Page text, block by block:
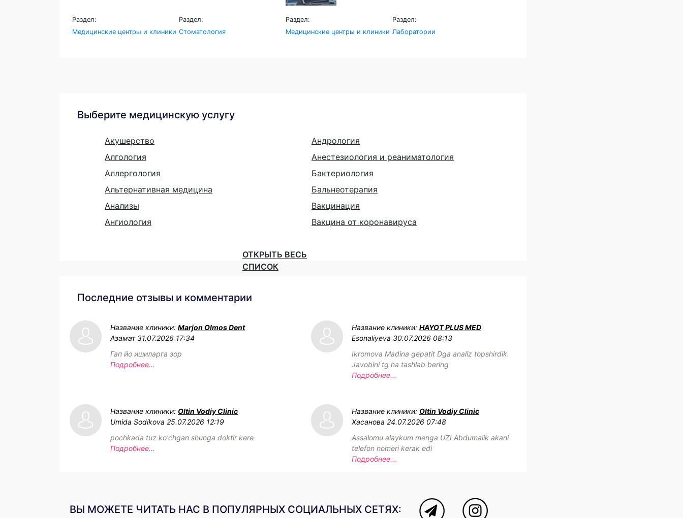
Раздел:
Медицинские центры и клиники
Раздел:
Стоматология
Раздел:
Медицинские центры и клиники
Раздел:
Лаборатории
Выберите медицинскую услугу
Акушерство
Алгология
Аллергология
Альтернативная медицина
Анализы
Ангиология
Андрология
Анестезиология и реаниматология
Бактериология
Бальнеотерапия
Вакцинация
Вакцина от коронавируса
ОТКРЫТЬ ВЕСЬ
СПИСОК
Последние отзывы и комментарии
Название клиники: Marjon Olmos Dent
Азамат 31.07.2026 17:34
Гап йо ишиларга зор
Подробнее...
Название клиники: HAYOT PLUS MED
Esonaliyeva 30.07.2026 08:13
Ikromova Madina gepatit Dga analiz topshirdik.
Javobini tg ha tashlab bering
Подробнее...
Название клиники: Oltin Vodiy Clinic
Umida Sodikova 25.07.2026 12:19
pochkada tuz ko'chgan shunga doktir kere
Подробнее...
Название клиники: Oltin Vodiy Clinic
Хасанова 24.07.2026 07:48
Assalomu alaykum menga UZI Abdumalik akani
telefon nomeri kerak edi
Подробнее...
ВЫ МОЖЕТЕ ЧИТАТЬ НАС В ПОПУЛЯРНЫХ СОЦИАЛЬНЫХ СЕТЯХ: